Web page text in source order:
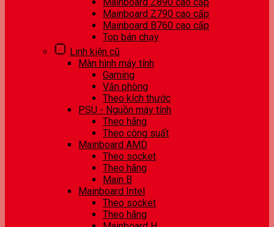
Mainboard Z790 cao cấp
Mainboard B760 cao cấp
Top bán chạy
Linh kiện cũ
Màn hình máy tính
Gaming
Văn phòng
Theo kích thước
PSU - Nguồn máy tính
Theo hãng
Theo công suất
Mainboard AMD
Theo socket
Theo hãng
Main B
Mainboard Intel
Theo socket
Theo hãng